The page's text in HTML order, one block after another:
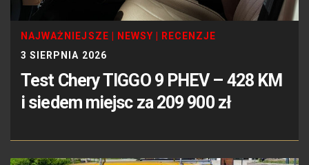
NAJWAŻNIEJSZE NEWSY
RECENZJE
3 SIERPNIA 2026
Test Chery TIGGO 9 PHEV – 428 KM
i siedem miejsc za 209 900 zł